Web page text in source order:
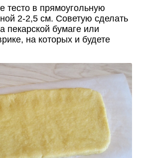
тесто в прямоугольную
2-2,5 см. Советую сделать
пекарской бумаге или
на которых и будете